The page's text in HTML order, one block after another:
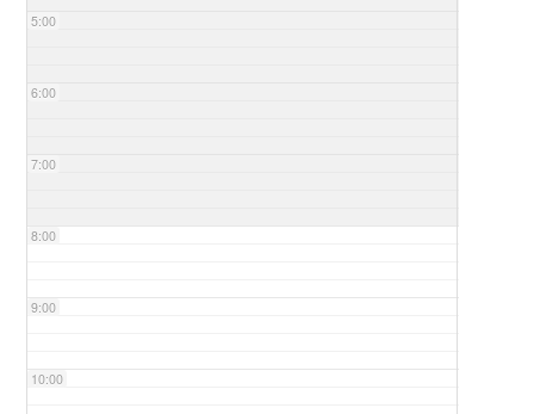
5:00
6:00
7:00
8:00
9:00
10:00